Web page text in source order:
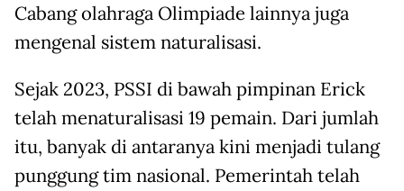
Cabang olahraga Olimpiade lainnya juga
mengenal sistem naturalisasi.
Sejak 2023, PSSI di bawah pimpinan Erick
telah menaturalisasi 19 pemain. Dari jumlah
itu, banyak di antaranya kini menjadi tulang
punggung tim nasional. Pemerintah telah